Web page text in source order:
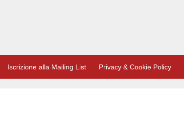
Iscrizione alla Mailing List Privacy & Cookie Policy